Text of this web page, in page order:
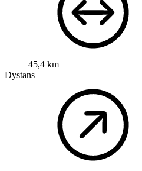
45,4 km
Dystans